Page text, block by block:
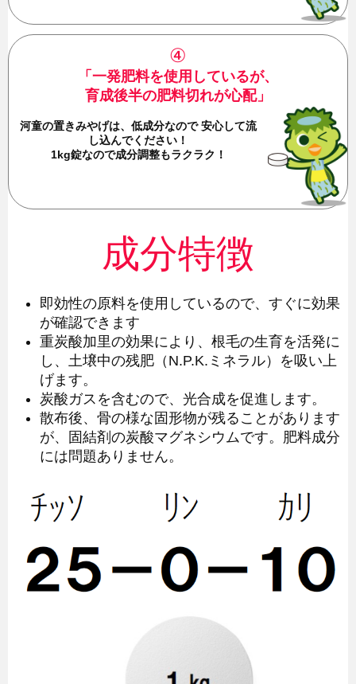
④
「一発肥料を使用しているが、
育成後半の肥料切れが心配」
河童の置きみやげは、低成分なので安心して流
し込んでください！
1kg錠なので成分調整もラクラク！
成分特徴
即効性の原料を使用しているので、すぐに効果
が確認できます
重炭酸加里の効果により、根毛の生育を活発に
し、土壌中の残肥（N.P.K.ミネラル）を吸い上
げます。
炭酸ガスを含むので、光合成を促進します。
散布後、骨の様な固形物が残ることがあります
が、固結剤の炭酸マグネシウムです。肥料成分
には問題ありません。